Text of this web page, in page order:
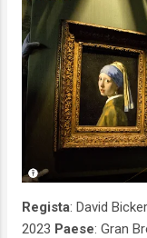
Regista: David
2023 Paese: Gran